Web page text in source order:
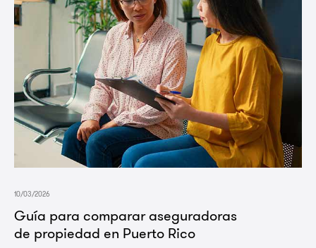
Guía para comparar aseguradoras
de propiedad en Puerto Rico
10/03/2026